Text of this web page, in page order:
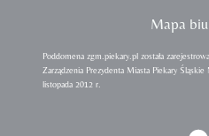
Mapa
Poddomena zgm.piekary.pl została
Zarządzenia Prezydenta Miasta Piekary
listopada 2012 r.